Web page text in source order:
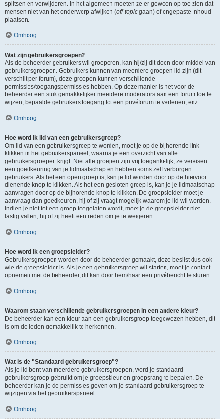
splitsen en verwijderen. In het algemeen moeten ze er gewoon op toe zien dat
mensen niet van het onderwerp afwijken (off-topic gaan) of ongepaste inhoud
plaatsen.
Omhoog
Wat zijn gebruikersgroepen?
Als de beheerder gebruikers wil groeperen, kan hij/zij dit doen door middel van
gebruikersgroepen. Gebruikers kunnen van meerdere groepen lid zijn (dit
verschilt per forum), deze groepen kunnen verschillende
permissies/toegangspermissies hebben. Op deze manier is het voor de
beheerder een stuk gemakkelijker meerdere moderators aan een forum toe te
wijzen, bepaalde gebruikers toegang tot een privéforum te verlenen, enz.
Omhoog
Hoe word ik lid van een gebruikersgroep?
Om lid van een gebruikersgroep te worden, moet je op de bijhorende link
klikken in het gebruikerspaneel, waarna je een overzicht van alle
gebruikersgroepen krijgt. Niet alle groepen zijn vrij toegankelijk, ze vereisen
een goedkeuring van je lidmaatschap en hebben soms zelf verborgen
gebruikers. Als het een open groep is, kan je lid worden door op de hiervoor
dienende knop te klikken. Als het een gesloten groep is, kan je je lidmaatschap
aanvragen door op de bijhorende knop te klikken. De groepsleider moet je
aanvraag dan goedkeuren, hij of zij vraagt mogelijk waarom je lid wil worden.
Indien je niet tot een groep toegelaten wordt, moet je de groepsleider niet
lastig vallen, hij of zij heeft een reden om je te weigeren.
Omhoog
Hoe word ik een groepsleider?
Gebruikersgroepen worden door de beheerder gemaakt, deze beslist dus ook
wie de groepsleider is. Als je een gebruikersgroep wil starten, moet je contact
opnemen met de beheerder, dit kan door hem/haar een privébericht te sturen.
Omhoog
Waarom staan verschillende gebruikersgroepen in een andere kleur?
De beheerder kan een kleur aan een gebruikersgroep toegewezen hebben, dit
is om de leden gemakkelijk te herkennen.
Omhoog
Wat is de "Standaard gebruikersgroep"?
Als je lid bent van meerdere gebruikersgroepen, word je standaard
gebruikersgroep gebruikt om je groepskleur en groepsrang te bepalen. De
beheerder kan je de permissies geven om je standaard gebruikersgroep te
wijzigen via het gebruikerspaneel.
Omhoog